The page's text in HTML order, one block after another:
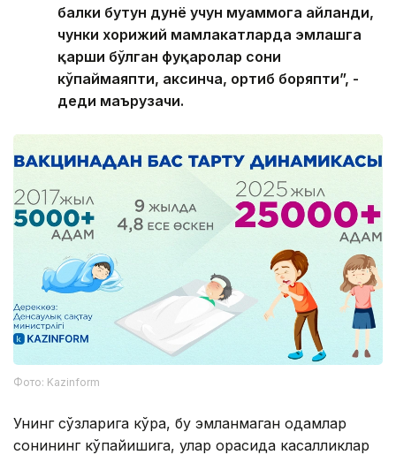
балки бутун дунё учун муаммога айланди,
чунки хорижий мамлакатларда эмлашга
қарши бўлган фуқаролар сони
кўпаймаяпти, аксинча, ортиб боряпти”, -
деди маърузачи.
Фото: Kazinform
Унинг сўзларига кўра, бу эмланмаган одамлар
сонининг кўпайишига, улар орасида касалликлар